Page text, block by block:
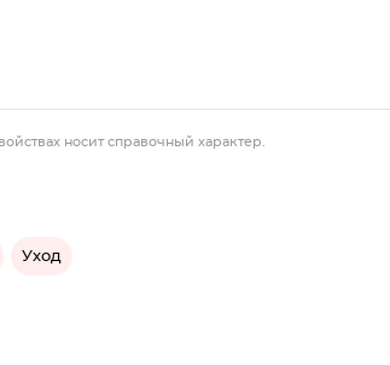
носит справочный характер.
Уход